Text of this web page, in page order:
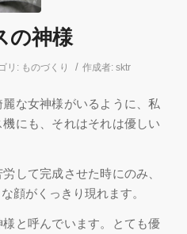
の神様
リ: ものづくり / 作成者: sktr
な女神様がいるように、私
にも、それはそれは優しい
して完成させた時にのみ、
顔がくっきり現れます。
と呼んでいます。とても優